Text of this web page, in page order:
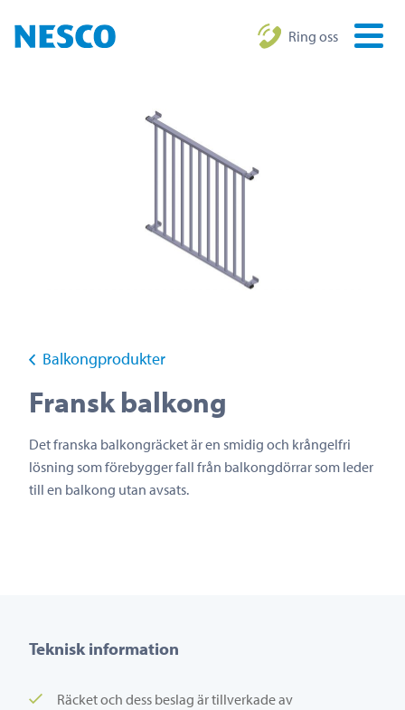
Ring oss
Balkongprodukter
Fransk balkong
Det franska balkongräcket är en smidig och krångelfri
lösning som förebygger fall från balkongdörrar som leder
till en balkong utan avsats.
Teknisk information
Räcket och dess beslag är tillverkade av